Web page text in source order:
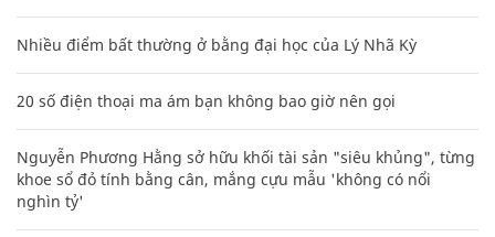
Nhiều điểm bất thường ở bằng đại học của Lý Nhã Kỳ
20 số điện thoại ma ám bạn không bao giờ nên gọi
Nguyễn Phương Hằng sở hữu khối tài sản "siêu khủng", từng
khoe sổ đỏ tính bằng cân, mắng cựu mẫu 'không có nổi
nghìn tỷ'